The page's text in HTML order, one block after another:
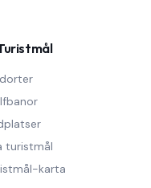
turistmål
karta